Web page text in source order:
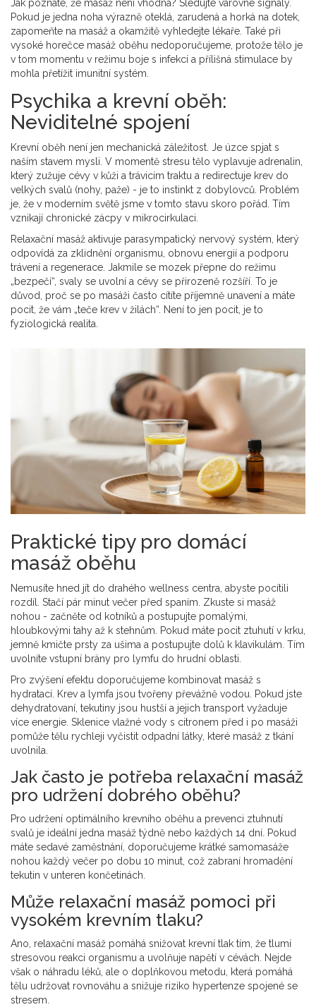
Jak poznáte, že masáž není vhodná? Sledujte varovné signály.
Pokud je jedna noha výrazně oteklá, zarudená a horká na dotek,
zapomeňte na masáž a okamžitě vyhledejte lékaře. Také při
vysoké horečce masáž oběhu nedoporučujeme, protože tělo je
v tom momentu v režimu boje s infekcí a přílišná stimulace by
mohla přetížit imunitní systém.
Psychika a krevní oběh:
Neviditelné spojení
Krevní oběh není jen mechanická záležitost. Je úzce spjat s
naším stavem mysli. V momentě stresu tělo vyplavuje adrenalin,
který zužuje cévy v kůži a trávicím traktu a redirectuje krev do
velkých svalů (nohy, paže) - je to instinkt z dobylovců. Problém
je, že v moderním světě jsme v tomto stavu skoro pořád. Tím
vznikají chronické zácpy v mikrocirkulaci.
Relaxační masáž aktivuje parasympatický nervový systém, který
odpovídá za zklidnění organismu, obnovu energií a podporu
trávení a regenerace. Jakmile se mozek přepne do režimu
„bezpečí“, svaly se uvolní a cévy se přirozeně rozšíří. To je
důvod, proč se po masáži často cítíte příjemně unavení a máte
pocit, že vám „teče krev v žilách“. Není to jen pocit, je to
fyziologická realita.
Praktické tipy pro domácí
masáž oběhu
Nemusíte hned jít do drahého wellness centra, abyste pocítili
rozdíl. Stačí pár minut večer před spaním. Zkuste si masáž
nohou - začněte od kotníků a postupujte pomalými,
hloubkovými tahy až k stehnům. Pokud máte pocit ztuhutí v krku,
jemně kmičte prsty za ušima a postupujte dolů k klavikulám. Tím
uvolníte vstupní brány pro lymfu do hrudní oblasti.
Pro zvýšení efektu doporučujeme kombinovat masáž s
hydratací. Krev a lymfa jsou tvořeny převážně vodou. Pokud jste
dehydratovaní, tekutiny jsou hustší a jejich transport vyžaduje
více energie. Sklenice vlažné vody s citronem před i po masáži
pomůže tělu rychleji vyčistit odpadní látky, které masáž z tkání
uvolnila.
Jak často je potřeba relaxační masáž
pro udržení dobrého oběhu?
Pro udržení optimálního krevního oběhu a prevenci ztuhnutí
svalů je ideální jedna masáž týdně nebo každých 14 dní. Pokud
máte sedavé zaměstnání, doporučujeme krátké samomasáže
nohou každý večer po dobu 10 minut, což zabraní hromadění
tekutin v unteren končetinách.
Může relaxační masáž pomoci při
vysokém krevním tlaku?
Ano, relaxační masáž pomáhá snižovat krevní tlak tím, že tlumí
stresovou reakci organismu a uvolňuje napětí v cévách. Nejde
však o náhradu léků, ale o doplňkovou metodu, která pomáhá
tělu udržovat rovnováhu a snižuje riziko hypertenze spojené se
stresem.